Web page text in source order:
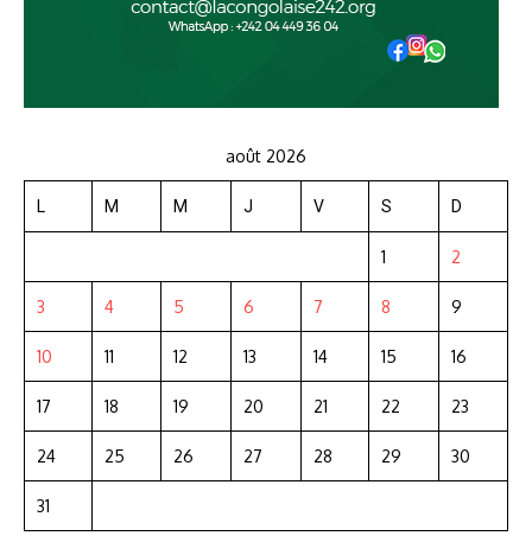
août 2026
L M M J V S D
1 2
3 4 5 6 7 8 9
10 11 12 13 14 15 16
17 18 19 20 21 22 23
24 25 26 27 28 29 30
31